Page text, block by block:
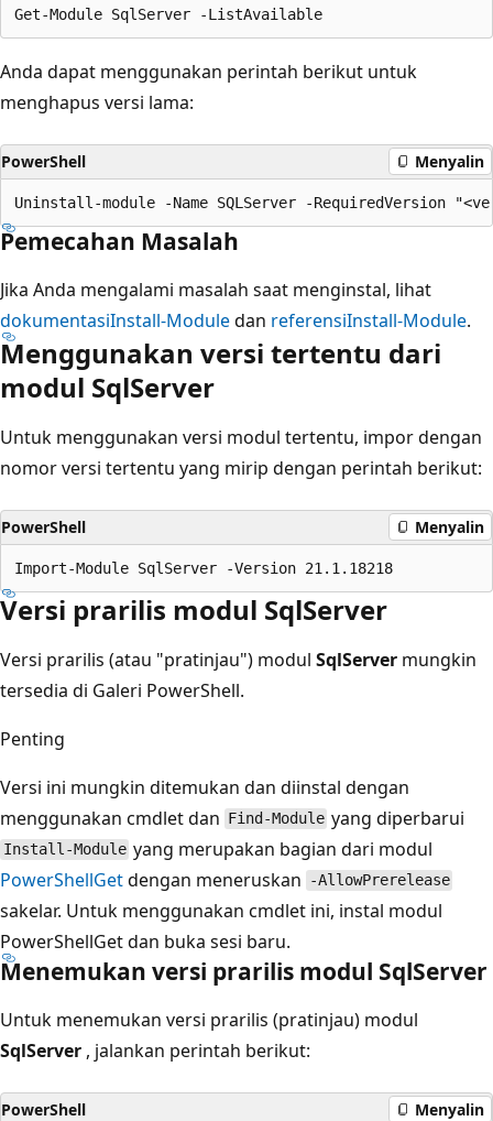
Anda dapat menggunakan perintah berikut untuk
menghapus versi lama:
PowerShell Menyalin
Pemecahan Masalah
Jika Anda mengalami masalah saat menginstal, lihat
dokumentasiInstall-Moduledan referensiInstall-Module.
Menggunakan versi tertentu dari
modul SqlServer
Untuk menggunakan versi modul tertentu, impor dengan
nomor versi tertentu yang mirip dengan perintah berikut:
PowerShell Menyalin
Versi prarilis modul SqlServer
Versi prarilis (atau "pratinjau") modul SqlServer mungkin
tersedia di Galeri PowerShell.
Penting
Versi ini mungkin ditemukan dan diinstal dengan
menggunakan cmdlet dan Find-Module yang diperbarui
Install-Module yang merupakan bagian dari modul
PowerShellGetdengan meneruskan -AllowPrerelease
sakelar. Untuk menggunakan cmdlet ini, instal modul
PowerShellGet dan buka sesi baru.
Menemukan versi prarilis modul SqlServer
Untuk menemukan versi prarilis (pratinjau) modul
SqlServer , jalankan perintah berikut:
PowerShell Menyalin